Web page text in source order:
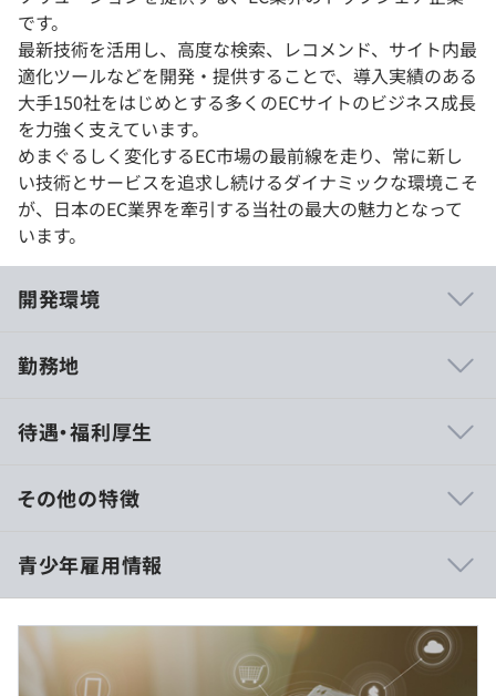
です。
最新技術を活用し、高度な検索、レコメンド、サイト内最
適化ツールなどを開発・提供することで、導入実績のある
大手150社をはじめとする多くのECサイトのビジネス成長
を力強く支えています。
めまぐるしく変化するEC市場の最前線を走り、常に新し
い技術とサービスを追求し続けるダイナミックな環境こそ
が、日本のEC業界を牽引する当社の最大の魅力となって
います。
開発環境
・エンジニアチームはWeb開発を主事業としている企業
・ターゲットがハイエンドのため、クライアント様はナシ
ョナルクライアントと呼ばれる大手企業様がほとんどを占
・ひとりひとりが企業ごとに担当をもち、運用、開発をお
こなっております。そのため個々の意見を最大限に生かせ
ます。
・要求されるパフォーマンスは高いですが、スキルの高い
エンジニアは思う存分チカラを発揮でき、スキルアップを
勤務地
待遇・福利厚生
休憩時間：適宜休憩のご案内をします
平均残業時間：オープンカンパニーのためなし
その他の特徴
青少年雇用情報
過去３年間の新卒採用者数・離職者数